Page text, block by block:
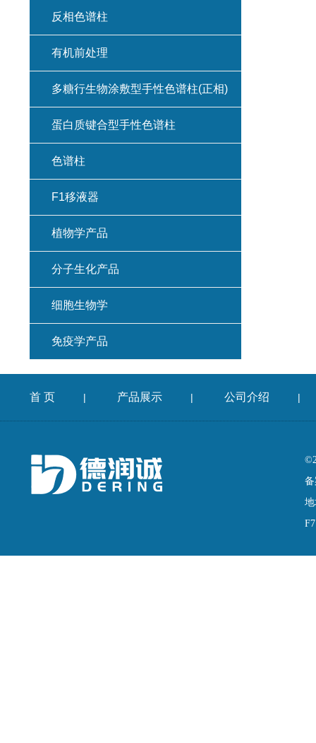
反相色谱柱
有机前处理
多糖行生物涂敷型手性色谱柱(正相)
蛋白质键合型手性色谱柱
色谱柱
F1移液器
植物学产品
分子生化产品
细胞生物学
免疫学产品
首 页 | 产品展示 | 公司介绍 |
备